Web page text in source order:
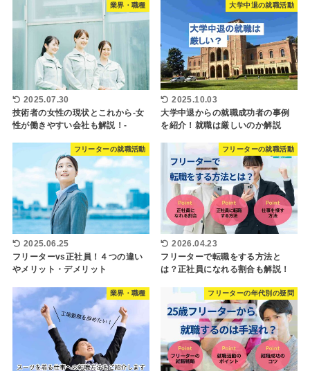
業界・職種
2025.07.30
技術者の女性の現状とこれから-女
性が働きやすい会社も解説！-
大学中退の就職活動
2025.10.03
大学中退からの就職成功者の事例
を紹介！就職は厳しいのか解説
フリーターの就職活動
2025.06.25
フリーターvs正社員！４つの違い
やメリット・デメリット
フリーターの就職活動
2026.04.23
フリーターで転職をする方法と
は？正社員になれる割合も解説！
業界・職種 フリーターの年代別の疑問